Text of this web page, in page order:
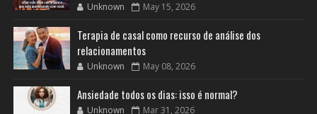
Unknown May 15, 2026
Terapia de casal como recurso de análise dos
relacionamentos
Unknown May 08, 2026
Ansiedade todos os dias: isso é normal?
Unknown Mar 31, 2026